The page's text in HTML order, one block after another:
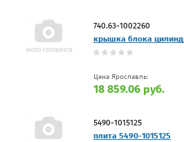
740.63-1002260
крышка блока
Цена Ярославль:
18 859.06 руб.
5490-1015125
плита 5490-1015125